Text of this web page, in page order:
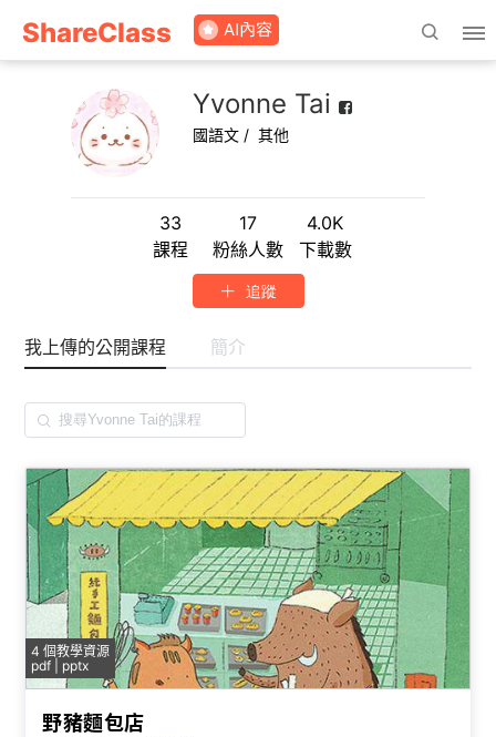
ShareClass
Yvonne Tai
國語文 其他
33
課程
17
粉絲人數
4.0K
下載數
追蹤
我上傳的公開課程 簡介
4 個教學資源
pdf | pptx
野豬麵包店